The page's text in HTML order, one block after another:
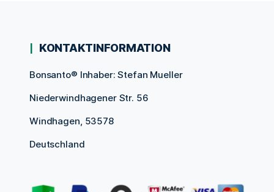
KONTAKTINFORMATION
Bonsanto® Inhaber: Stefan Mueller
Niederwindhagener Str. 56
Windhagen, 53578
Deutschland